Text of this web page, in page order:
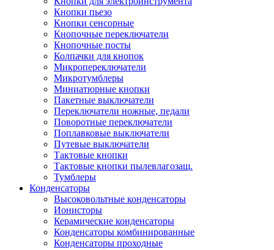
Кнопки пьезо
Кнопки сенсорные
Кнопочные переключатели
Кнопочные посты
Колпачки для кнопок
Микропереключатели
Микротумблеры
Миниатюрные кнопки
Пакетные выключатели
Переключатели ножные, педали
Поворотные переключатели
Поплавковые выключатели
Путевые выключатели
Тактовые кнопки
Тактовые кнопки пылевлагозащ.
Тумблеры
Конденсаторы
Высоковольтные конденсаторы
Ионисторы
Керамические конденсаторы
Конденсаторы комбинированные
Конденсаторы проходные